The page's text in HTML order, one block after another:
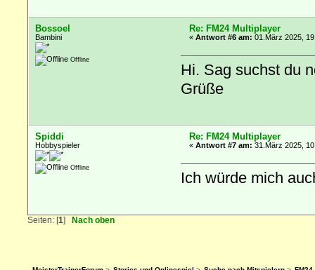
Bossoel
Bambini
Offline
Re: FM24 Multiplayer
«Antwort #6 am: 01.März 2025,
Hi. Sag suchst du
Grüße
Spiddi
Hobbyspieler
Offline
Re: FM24 Multiplayer
«Antwort #7 am: 31.März 2025,
Ich würde mich
Seiten: [1]Nach oben